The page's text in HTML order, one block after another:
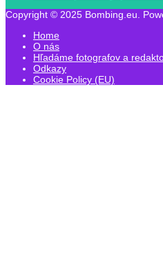
Copyright © 2025 Bombing.eu.
Home
O nás
Hľadáme fotografov a
Odkazy
Cookie Policy (EU)